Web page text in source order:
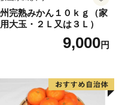
して、伊予灘に沈む美
取り組んできました。
ラ、マナガツオ、イワ
シーサイド公園、海に
レビで紹介される有名
完熟みかん１０ｋｇ（家
大玉・２Ｌ又は３Ｌ）
9,000円